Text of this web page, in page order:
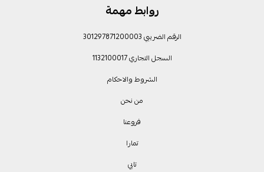
روابط مهمة
الرقم الضريبي 301297871200003
السجل التجاري 1132100017
الشروط والاحكام
من نحن
فروعنا
تمارا
تابي